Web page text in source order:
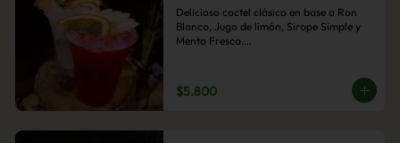
Delicioso coctel clásico en base a Ron
Blanco, Jugo de limón, Sirope Simple y
Menta Fresca.
$5.800